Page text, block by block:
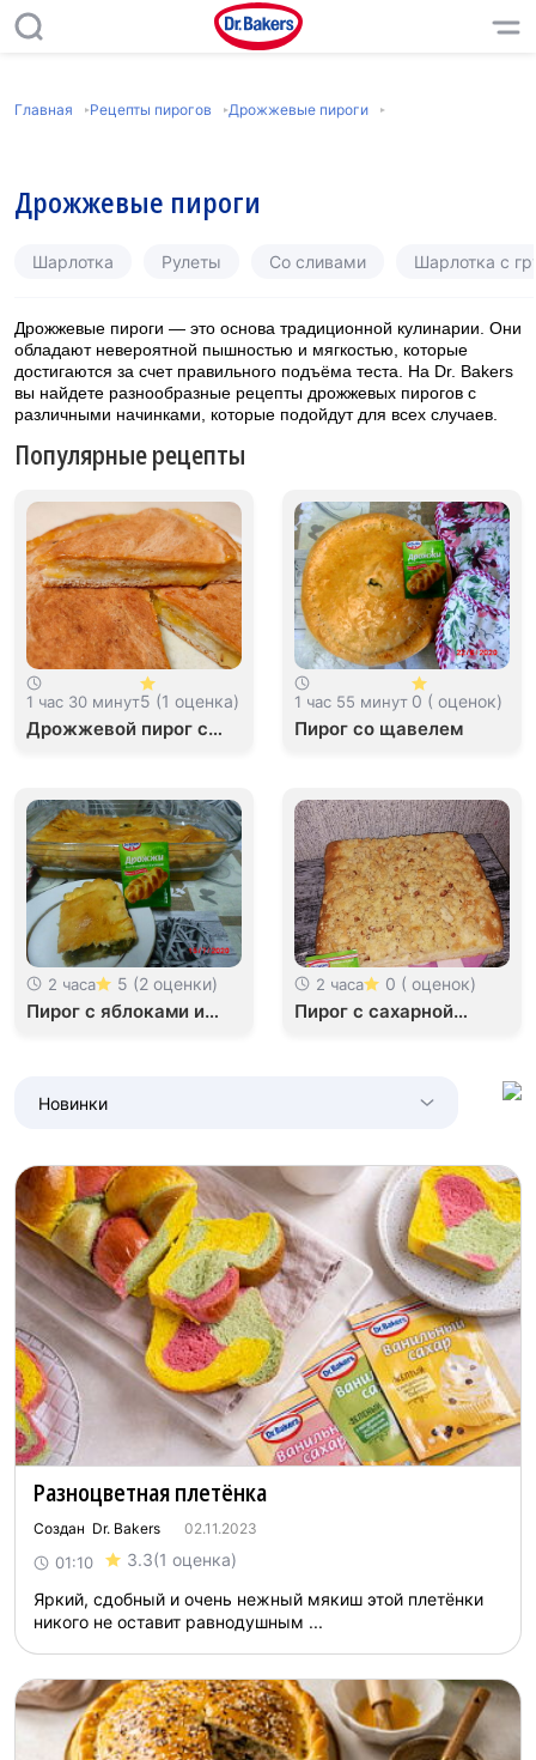
Главная Рецепты пирогов Дрожжевые пироги
Дрожжевые пироги
Шарлотка Рулеты Со сливами Шарлотка с
Дрожжевые пироги — это основа традиционной кулинарии. Они
обладают невероятной пышностью и мягкостью, которые
достигаются за счет правильного подъёма теста. На Dr. Bakers
вы найдете разнообразные рецепты дрожжевых пирогов с
различными начинками, которые подойдут для всех случаев.
Популярные рецепты
1 час 30 минут5 (1 оценка)
Дрожжевой пирог с
2 часа 5 (2 оценки)
Пирог с яблоками и
1 час 55 минут 0 ( оценок)
Пирог со щавелем
2 часа 0 ( оценок)
Пирог с сахарной
Новинки
Разноцветная плетёнка
Создан Dr. Bakers 02.11.2023
01:10 3.3(1 оценка)
Яркий, сдобный и очень нежный мякиш этой плетёнки
никого не оставит равнодушным ...